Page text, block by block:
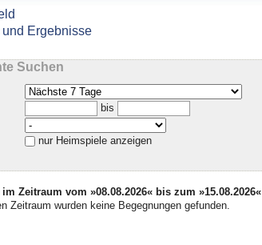
Ergebnisse
Suchen
bis
nur Heimspiele anzeigen
Zeitraum vom »08.08.2026« bis zum »15.08.2026«
Zeitraum wurden keine Begegnungen gefunden.